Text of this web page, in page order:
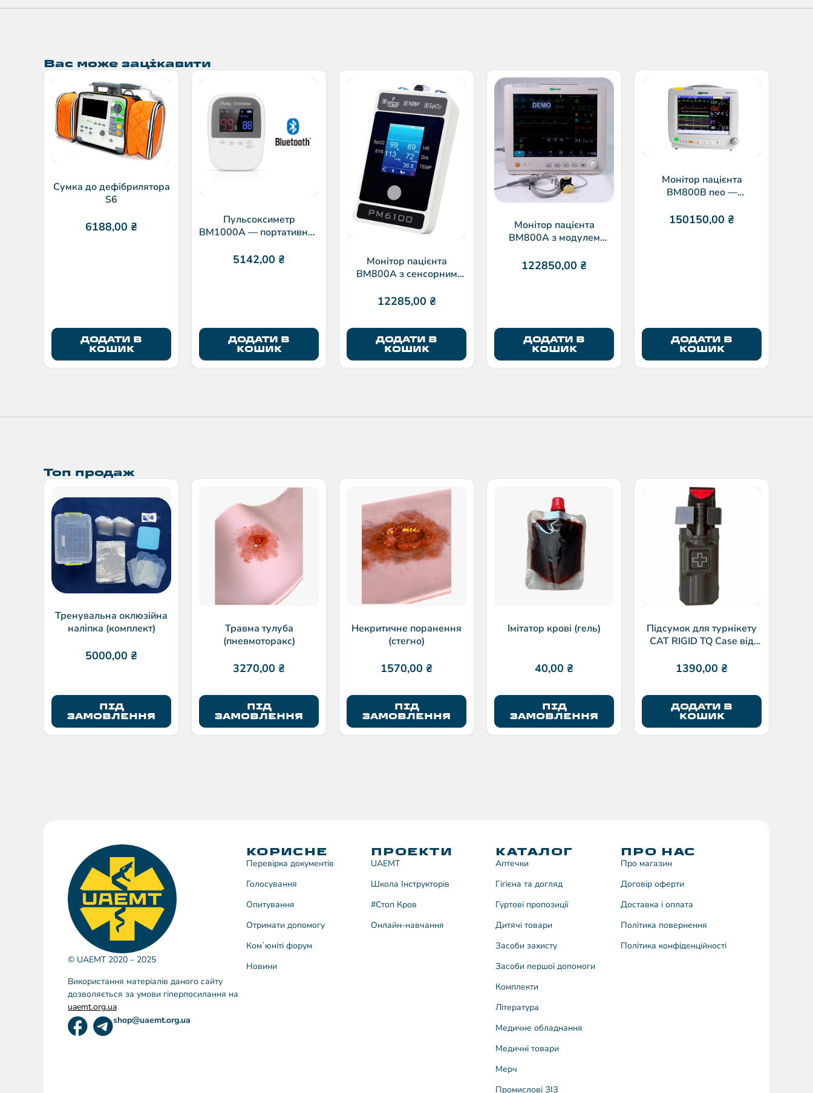
Вас може зацікавити
Сумка до дефібрилятора
S6
6188,00 ₴
ДОДАТИ В
КОШИК
Пульсоксиметр
BM1000A — портативний
5142,00 ₴
ДОДАТИ В
КОШИК
Монітор пацієнта
BM800A з сенсорним
12285,00 ₴
ДОДАТИ В
КОШИК
Монітор пацієнта
BM800A з модулем
122850,00 ₴
ДОДАТИ В
КОШИК
Монітор пацієнта
ВМ800В neo —
150150,00 ₴
ДОДАТИ В
КОШИК
Топ продаж
Тренувальна оклюзійна
наліпка (комплект)
5000,00 ₴
ПІД
ЗАМОВЛЕННЯ
Травма тулуба
(пневмоторакс)
3270,00 ₴
ПІД
ЗАМОВЛЕННЯ
Некритичне поранення
(стегно)
1570,00 ₴
ПІД
ЗАМОВЛЕННЯ
Імітатор крові (гель)
40,00 ₴
ПІД
ЗАМОВЛЕННЯ
Підсумок для турнікету
CAT RIGID TQ Case від
1390,00 ₴
ДОДАТИ В
КОШИК
© UAEMT 2020 – 2025
Використання матеріалів даного сайту
дозволяється за умови гіперпосилання на
uaemt.org.ua
shop@uaemt.org.ua
КОРИСНЕ
Перевірка документів
Голосування
Опитування
Отримати допомогу
Комʼюніті форум
Новини
ПРОЕКТИ
UAEMT
Школа Інструкторів
#Стоп Кров
Онлайн-навчання
КАТАЛОГ
Аптечки
Гігієна та догляд
Гуртові пропозиції
Дитячі товари
Засоби захисту
Засоби першої допомоги
Комплекти
Література
Медичне обладнання
Медичні товари
Мерч
Промислові ЗІЗ
ПРО НАС
Про магазин
Договiр оферти
Доставка і оплата
Політика повернення
Політика конфіденційності